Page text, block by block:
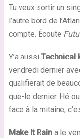
Tu veux sortir un
l’autre bord de
compte. Écoute
Y’a aussi Technical
vendredi dernier
qualifierait de
que-le dernier. Hé
face à la mitaine,
Make It Raina le